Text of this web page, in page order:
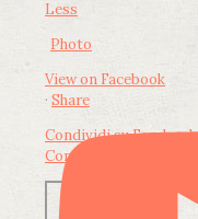
Less
Photo
View on Facebook
· Share
Condividi su Facebook
Condividi su LinkedIn